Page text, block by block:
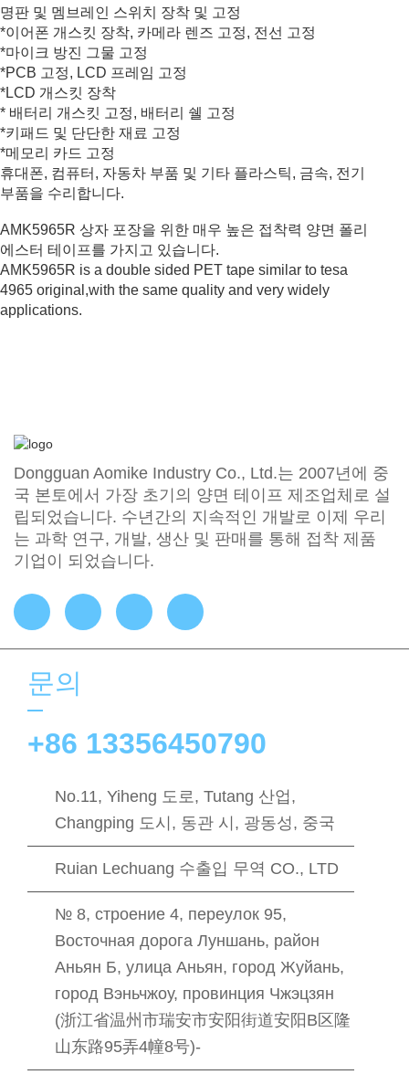
명판 및 멤브레인 스위치 장착 및 고정
*이어폰 개스킷 장착, 카메라 렌즈 고정, 전선 고정
*마이크 방진 그물 고정
*PCB 고정, LCD 프레임 고정
*LCD 개스킷 장착
* 배터리 개스킷 고정, 배터리 쉘 고정
*키패드 및 단단한 재료 고정
*메모리 카드 고정
휴대폰, 컴퓨터, 자동차 부품 및 기타 플라스틱, 금속, 전기
부품을 수리합니다.
AMK5965R 상자 포장을 위한 매우 높은 접착력 양면 폴리
에스터 테이프를 가지고 있습니다.
Dongguan Aomike Industry Co., Ltd.는 2007년에 중
국 본토에서 가장 초기의 양면 테이프 제조업체로 설
립되었습니다. 수년간의 지속적인 개발로 이제 우리
는 과학 연구, 개발, 생산 및 판매를 통해 접착 제품
기업이 되었습니다.
문의
+86 13356450790
No.11, Yiheng 도로, Tutang 산업,
Changping 도시, 동관 시, 광동성, 중국
Ruian Lechuang 수출입 무역 CO., LTD
№ 8, строение 4, переулок 95,
Восточная дорога Луншань, район
Аньян Б, улица Аньян, город Жуйань,
город Вэньчжоу, провинция Чжэцзян
(浙江省温州市瑞安市安阳街道安阳B区隆
山东路95弄4幢8号)-